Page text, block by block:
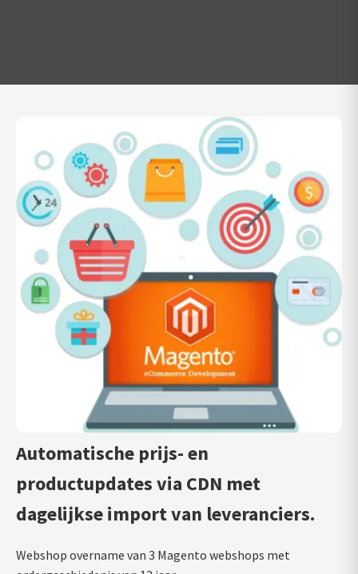
Automatische prijs- en
productupdates via CDN met
dagelijkse import van leveranciers.
Webshop overname van 3 Magento webshops met